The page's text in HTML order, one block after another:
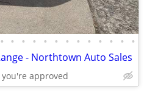
• • • • • • • • • • • • •
- Northtown Auto Sales
approved